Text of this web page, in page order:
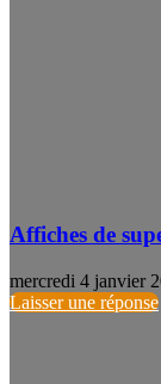
Affiches de
mercredi 4 janvier
Laisser une réponse